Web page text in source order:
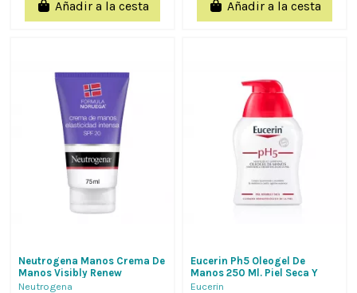
Añadir a la cesta Añadir a la cesta
Neutrogena Manos Crema De
Manos Visibly Renew
Elasticidad Intensa Spf 20 De
Neutrogena
Eucerin Ph5 Oleogel De
Manos 250 Ml. Piel Seca Y
Agrietada, Manos Tersas Y
Eucerin